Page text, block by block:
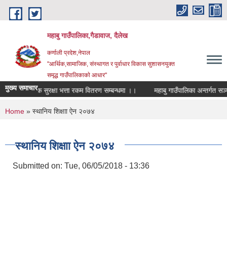
Skip to main content
महाबु गाउँपालिका,गैडावाज, दैलेख
कर्णाली प्रदेश,नेपाल
"आर्थिक,सामाजिक, संस्थागत र पुर्वाधार विकास सुशासनयुक्त
समृद्ध गाउँपालिकाकाे आधार"
मुख्य समाचार
सामाजिक सुरक्षा भत्ता रकम वितरण सम्बन्धमा ।। महाबु
You are here
Home » स्थानिय शिक्षाा ऐन २०७४
स्थानिय शिक्षाा ऐन २०७४
Submitted on: Tue, 06/05/2018 - 13:36